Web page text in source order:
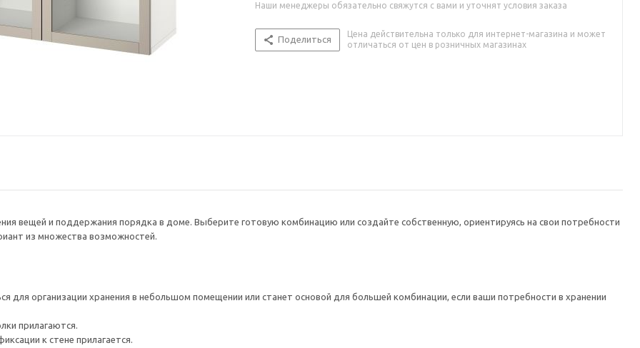
Наши менеджеры обязательно свяжутся с вами и уточнят условия заказа
Поделиться
Цена действительна только для интернет-магазина и может
отличаться от цен в розничных магазинах
вещей и поддержания порядка в доме. Выберите готовую комбинацию или создайте собственную, ориентируясь на свои потребности
из множества возможностей.
для организации хранения в небольшом помещении или станет основой для большей комбинации, если ваши потребности в хранении
прилагаются.
к стене прилагается.